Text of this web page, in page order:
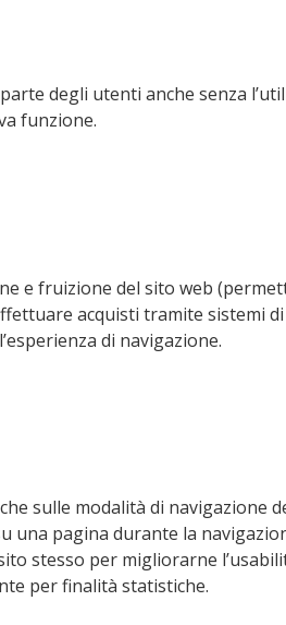
degli utenti anche senza
funzione.
e fruizione del sito web
acquisti tramite sistemi
di navigazione.
sulle modalità di navigazione
pagina durante la
stesso per migliorarne
per finalità statistiche.